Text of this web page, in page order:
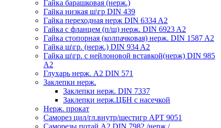
Гайка барашковая (нерж.)
Гайка низкая ш\гр DIN 439
Гайка переходная нерж DIN 6334 A2
Гайка с фланцем (п/ш) нерж. DIN 6923 A2
Гайка стопорная (колпачковая) нерж. DIN 1587 A2
Гайка ш\гр. (нерж.) DIN 934 A2
Гайка ш\гр. с нейлоновой вставкой(нерж) DIN 985
A2
Глухарь нерж. А2 DIN 571
Заклепки нерж.
Заклепки нерж. DIN 7337
Заклепки нерж.ЦБН с насечкой
Нерж. прокат
Саморез цил/гл.внутр/шестигр АРТ 9051
Саморезы потай А2 DIN 7982 /нерж./